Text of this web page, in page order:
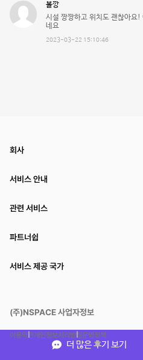
볼깡
시설 짱짱하고 위치도 괜찮아요
네요
2023-03-22 15:10:46
더 많은 후기 보기
회사
서비스 안내
관련 서비스
파트너쉽
서비스 제공 국가
(주)NSPACE 사업자정보
이용약관개인정보처리방침운영정책
스페이스클라우드는 통신판매중개자이며 통신